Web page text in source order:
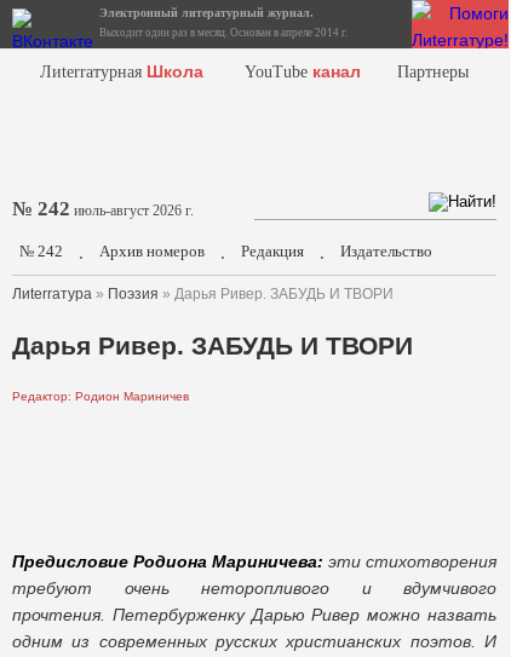
Электронный литературный журнал.
Выходит один раз в месяц. Основан в апреле 2014 г.
Лиterraтурная Школа YouTube канал Партнеры
№ 242 июль-август 2026 г.
№ 242 . Архив номеров . Редакция . Издательство
Лиterraтура » Поэзия » Дарья Ривер. ЗАБУДЬ И ТВОРИ
Дарья Ривер. ЗАБУДЬ И ТВОРИ
Редактор: Родион Мариничев
Предисловие Родиона Мариничева: эти стихотворения
требуют очень неторопливого и вдумчивого
прочтения.
Петербурженку Дарью Ривер можно назвать
одним из современных русских христианских поэтов. И